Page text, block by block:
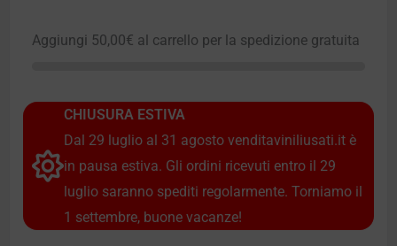
Aggiungi 50,00€ al carrello per la spedizione gratuita
CHIUSURA ESTIVA
Dal 29 luglio al 31 agosto venditaviniliusati.it è
in pausa estiva. Gli ordini ricevuti entro il 29
luglio saranno spediti regolarmente. Torniamo il
1 settembre, buone vacanze!